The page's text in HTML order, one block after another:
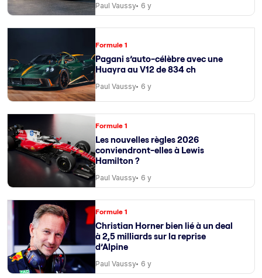
Paul Vaussy 6 y
Formule 1
Pagani s’auto-célèbre avec une
Huayra au V12 de 834 ch
Paul Vaussy 6 y
Formule 1
Les nouvelles règles 2026
conviendront-elles à Lewis
Hamilton ?
Paul Vaussy 6 y
Formule 1
Christian Horner bien lié à un deal
à 2,5 milliards sur la reprise
d’Alpine
Paul Vaussy 6 y